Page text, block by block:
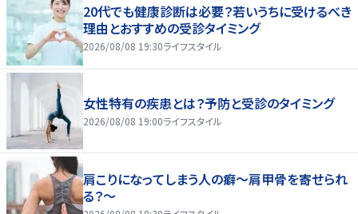
20代でも健康診断は必要？若いうちに受けるべき
理由とおすすめの受診タイミング
2026/08/08 19:30ライフスタイル
女性特有の疾患とは？予防と受診のタイミング
2026/08/08 19:00ライフスタイル
肩こりになってしまう人の癖～肩甲骨を寄せられ
る？～